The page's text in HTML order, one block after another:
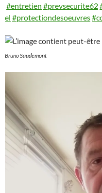
#entretien #prevsecurite62
el #protectiondesoeuvres
Bruno Saudemont